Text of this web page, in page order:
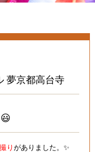
夢京都高台寺
りがありました。✨